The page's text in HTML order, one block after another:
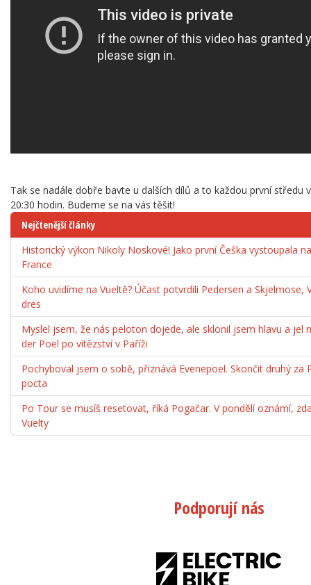
Tak se nadále dobře bavte u dalších dílů a to každou první středu
20:30 hodin. Budeme se na vás těšit!
Nejčtenější články
Historický výkon Nikoly Noskové! Jako první Češka vystoupala
France
Koho uvidíme na Vueltě? Účast potvrdili Pedersen a Skjelmose,
dres
Myslel jsem, že nás peloton dojede, ale sklonil jsem hlavu a jel
der Poel po vítězství v Paříži
Pochyboval jsem o sobě, přiznává Evenepoel. Skončit druhý za
pocta
Po Tour se musíš resetovat, říká Pogačar. V pondělí oznámí,
Vuelty
Podporují nás